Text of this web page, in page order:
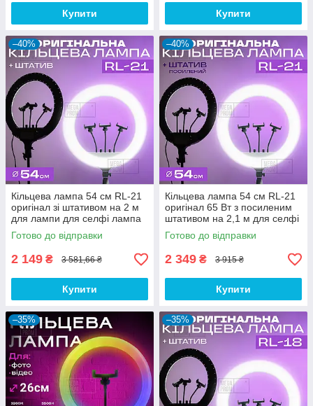
Купити Купити
–40%
Кільцева лампа 54 см RL-21
оригінал зі штативом на 2 м
для лампи для селфі лампа
для тік тока. Студійне світло.
Готово до відправки
2 149 ₴ 3 581,66 ₴
Купити
–40%
Кільцева лампа 54 см RL-21
оригінал 65 Вт з посиленим
штативом на 2,1 м для селфі
лампа для тік току. Студійне
світло
Готово до відправки
2 349 ₴ 3 915 ₴
Купити
–35% –35%